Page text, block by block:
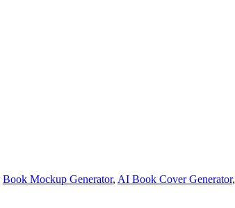
Book Mockup Generator, AI Book Cover Generator,